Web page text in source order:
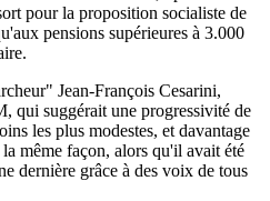
pour la proposition socialiste de
pensions supérieures à 3.000
Jean-François Cesarini,
qui suggérait une progressivité de
les plus modestes, et davantage
la même façon, alors qu'il avait été
dernière grâce à des voix de tous